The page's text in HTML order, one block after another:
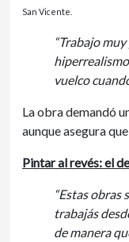
San Vicente.
“Trabajo
vuelco
La obra demandó
aunque asegura
Pintar al revés: el
“Estas obras
trabajás
de manera